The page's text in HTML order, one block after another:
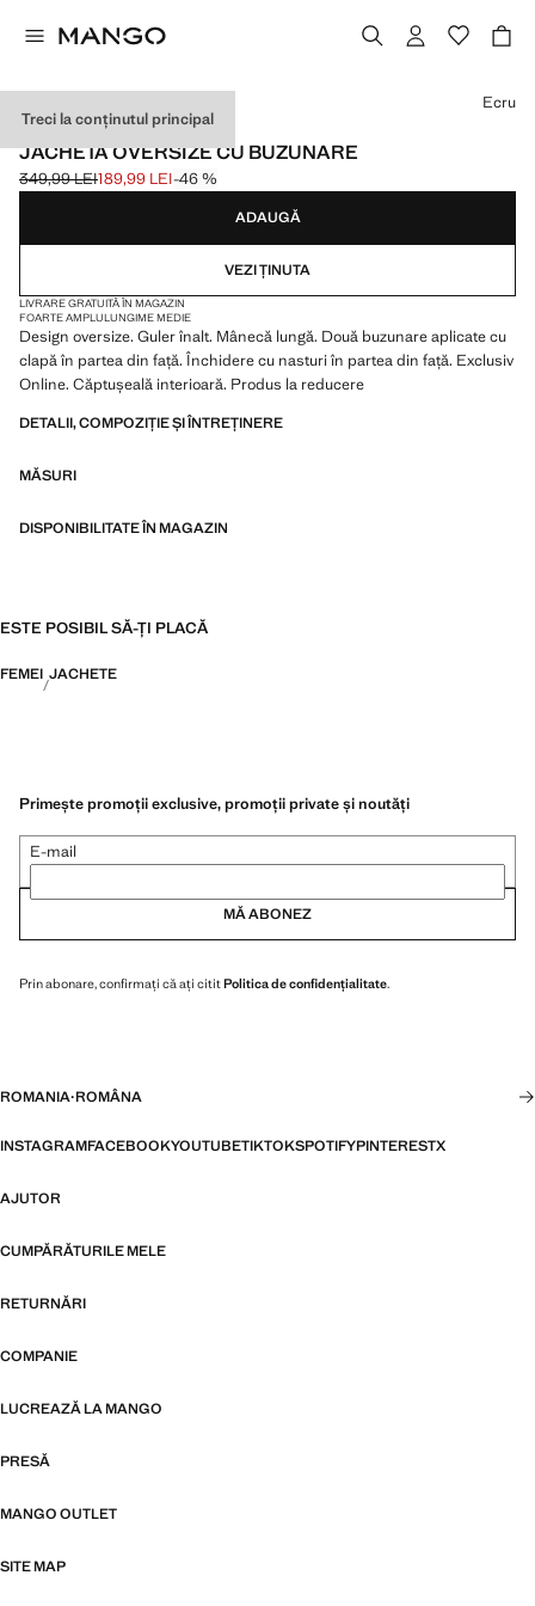
Treci la conținutul principal
EXCLUSIV ONLINE
JACHETĂ OVERSIZE CU BUZUNARE
Preț inițial tăiat [349,99 LEI ]
349,99 LEI
Preț actual [189,99 LEI ]
189,99 LEI-46 %
Selectează o culoare
Ecru
ADAUGĂ
VEZI ȚINUTA
LIVRARE GRATUITĂ ÎN MAGAZIN
FOARTE AMPLULUNGIME MEDIE
Design oversize. Guler înalt. Mânecă lungă. Două buzunare aplicate cu
clapă în partea din față. Închidere cu nasturi în partea din față. Exclusiv
Online. Căptușeală interioară. Produs la reducere
DETALII, COMPOZIȚIE ȘI ÎNTREȚINERE
MĂSURI
DISPONIBILITATE ÎN MAGAZIN
ESTE POSIBIL SĂ-ȚI PLACĂ
FEMEI JACHETE
Primește promoții exclusive, promoții private și noutăți
E-mail
MĂ ABONEZ
Prin abonare, confirmați că ați cititPolitica de confidențialitate.
ROMANIA·ROMÂNA
INSTAGRAMFACEBOOKYOUTUBETIKTOKSPOTIFYPINTERESTX
AJUTOR
CUMPĂRĂTURILE MELE
RETURNĂRI
COMPANIE
LUCREAZĂ LA MANGO
PRESĂ
MANGO OUTLET
SITE MAP